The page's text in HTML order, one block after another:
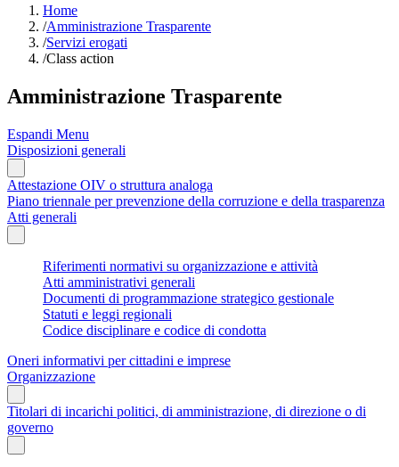
Home
/Amministrazione Trasparente
/Servizi erogati
/Class action
Amministrazione Trasparente
Espandi Menu
Disposizioni generali
Attestazione OIV o struttura analoga
Piano triennale per prevenzione della corruzione e della trasparenza
Atti generali
Riferimenti normativi su organizzazione e attività
Atti amministrativi generali
Documenti di programmazione strategico gestionale
Statuti e leggi regionali
Codice disciplinare e codice di condotta
Oneri informativi per cittadini e imprese
Organizzazione
Titolari di incarichi politici, di amministrazione, di direzione o di
governo